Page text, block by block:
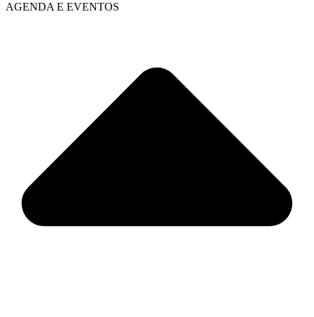
AGENDA E EVENTOS